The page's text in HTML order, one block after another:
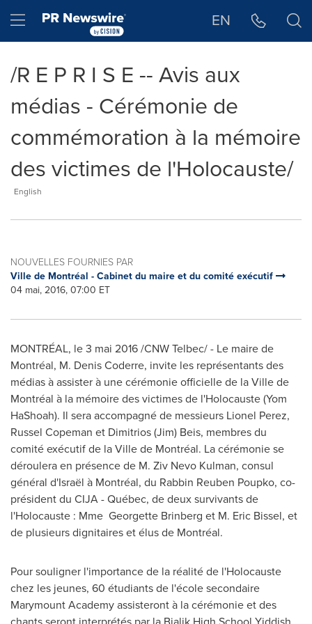
Hamburger menu EN
/R E P R I S E -- Avis aux
médias - Cérémonie de
commémoration à la mémoire
des victimes de l'Holocauste/
English
NOUVELLES FOURNIES PAR
Ville de Montréal - Cabinet du maire et du comité exécutif
04 mai, 2016, 07:00 ET
MONTRÉAL, le 3 mai 2016 /CNW Telbec/ - Le maire de
Montréal, M. Denis Coderre, invite les représentants des
médias à assister à une cérémonie officielle de la Ville de
Montréal à la mémoire des victimes de l'Holocauste (Yom
HaShoah). Il sera accompagné de messieurs Lionel Perez,
Russel Copeman et Dimitrios (Jim) Beis, membres du
comité exécutif de la Ville de Montréal. La cérémonie se
déroulera en présence de M. Ziv Nevo Kulman, consul
général d'Israël à Montréal, du Rabbin Reuben Poupko, co-
président du CIJA - Québec, de deux survivants de
l'Holocauste : Mme Georgette Brinberg et M. Eric Bissel, et
de plusieurs dignitaires et élus de Montréal.
Pour souligner l'importance de la réalité de l'Holocauste
chez les jeunes, 60 étudiants de l'école secondaire
Marymount Academy assisteront à la cérémonie et des